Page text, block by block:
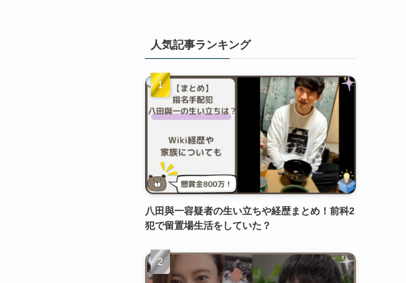
人気記事ランキング
八田與一容疑者の生い立ちや経歴まとめ！前科2
犯で留置場生活をしていた？